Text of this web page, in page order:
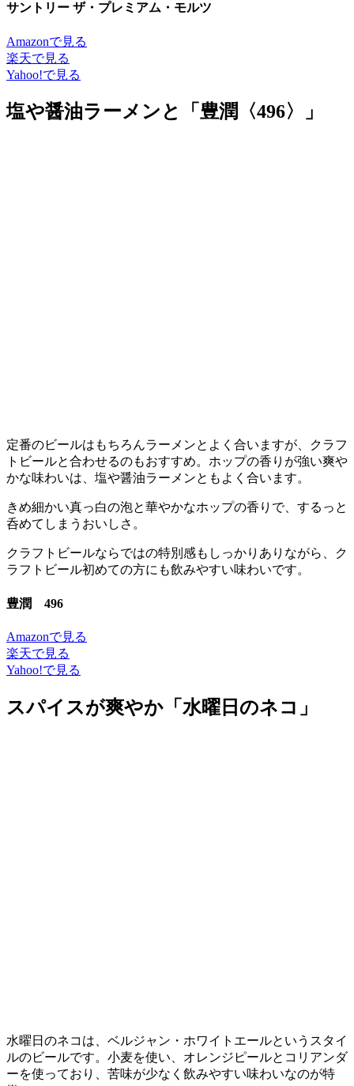
サントリー ザ・プレミアム・モルツ
Amazonで見る
楽天で見る
Yahoo!で見る
塩や醤油ラーメンと「豊潤〈496〉」
定番のビールはもちろんラーメンとよく合いますが、クラフ
トビールと合わせるのもおすすめ。ホップの香りが強い爽や
かな味わいは、塩や醤油ラーメンともよく合います。
きめ細かい真っ白の泡と華やかなホップの香りで、するっと
呑めてしまうおいしさ。
クラフトビールならではの特別感もしっかりありながら、ク
ラフトビール初めての方にも飲みやすい味わいです。
豊潤 496
Amazonで見る
楽天で見る
Yahoo!で見る
スパイスが爽やか「水曜日のネコ」
水曜日のネコは、ベルジャン・ホワイトエールというスタイ
ルのビールです。小麦を使い、オレンジピールとコリアンダ
ーを使っており、苦味が少なく飲みやすい味わいなのが特